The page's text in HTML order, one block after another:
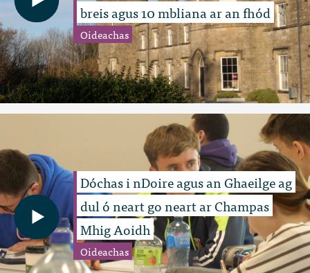
breis agus 10 mbliana ar an fhód
Oideachas
Dóchas i nDoire agus an Ghaeilge ag
dul ó neart go neart ar Champas
Mhig Aoidh
Oideachas